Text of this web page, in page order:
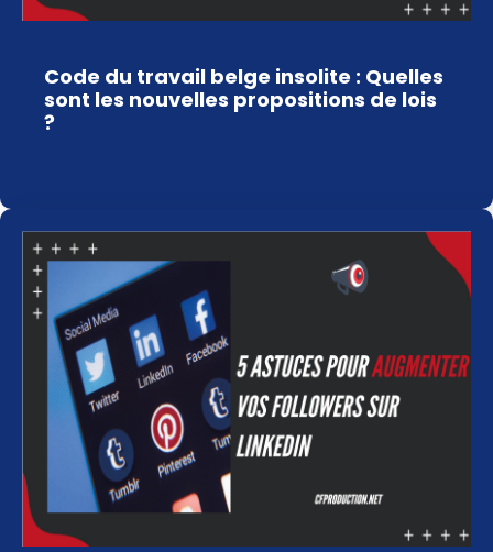
Code du travail belge insolite : Quelles
sont les nouvelles propositions de lois
?